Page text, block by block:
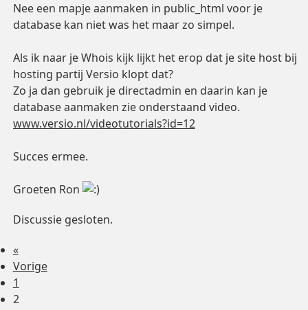
Nee een mapje aanmaken in public_html voor je
database kan niet was het maar zo simpel.
Als ik naar je Whois kijk lijkt het erop dat je site host bij
hosting partij Versio klopt dat?
Zo ja dan gebruik je directadmin en daarin kan je
database aanmaken zie onderstaand video.
www.versio.nl/videotutorials?id=12
Succes ermee.
Groeten Ron
Discussie gesloten.
«
Vorige
1
2